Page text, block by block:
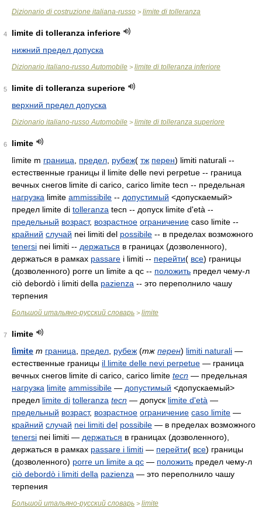
Dizionario di costruzione italiana-russo > limite di tolleranza
4
limite di tolleranza inferiore
нижний предел допуска
Dizionario italiano-russo Automobile > limite di tolleranza inferiore
5
limite di tolleranza superiore
верхний предел допуска
Dizionario italiano-russo Automobile > limite di tolleranza superiore
6
limite
lìmite m граница предел рубеж( тж перен) limiti naturali --
естественные границы il limite delle nevi perpetue -- граница
вечных снегов limite di carico, carico limite tecn -- предельная
нагрузка limite ammissibile -- допустимый <допускаемый>
предел limite di tolleranza tecn -- допуск limite d'età --
предельный возраст, возрастное ограничение caso limite --
крайний случай nei limiti del possibile -- в пределах возможного
tenersi nei limiti -- держаться в границах (дозволенного),
держаться в рамках passare i limiti -- перейти( все) границы
(дозволенного) porre un limite a qc -- положить предел чему-л
ciò debordò i limiti della pazienza -- это переполнило чашу
терпения
Большой итальяно-русский словарь > limite
7
limite
lìmite m граница предел рубеж (тж перен) limiti naturali —
естественные границы il limite delle nevi perpetue — граница
вечных снегов limite di carico, carico limite tecn — предельная
нагрузка limite ammissibile — допустимый <допускаемый>
предел limite di tolleranza tecn — допуск limite d'età —
предельный возраст, возрастное ограничение caso limite —
крайний случай nei limiti del possibile — в пределах возможного
tenersi nei limiti — держаться в границах (дозволенного),
держаться в рамках passare i limiti — перейти( все) границы
(дозволенного) porre un limite a qc — положить предел чему-л
ciò debordò i limiti della pazienza — это переполнило чашу
терпения
Большой итальяно-русский словарь > limite